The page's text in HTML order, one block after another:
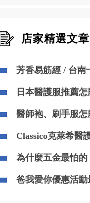
店家精選文章
芳香易筋經 / 台南
日本醫護服推薦
醫師袍、刷手服怎
Classico克萊希醫
為什麼五金最怕
台中室內鍍膜｜
爸我愛你優惠活動最